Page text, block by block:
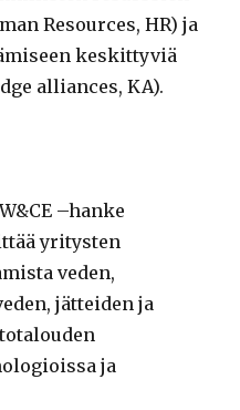
Resources, HR) ja
keskittyviä
alliances, KA).
–hanke
yritysten
veden,
jätteiden ja
ja